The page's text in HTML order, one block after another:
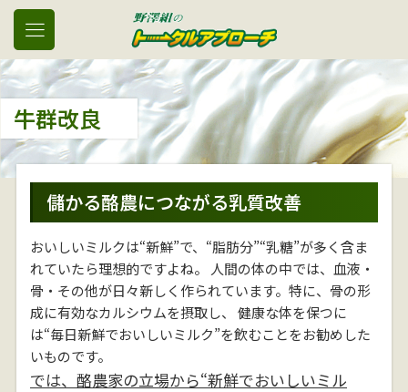
牛群改良
儲かる酪農につながる乳質改善
おいしいミルクは“新鮮”で、“脂肪分”“乳糖”が多く含ま
れていたら理想的ですよね。 人間の体の中では、血液・
骨・その他が日々新しく作られています。特に、骨の形
成に有効なカルシウムを摂取し、 健康な体を保つに
は“毎日新鮮でおいしいミルク”を飲むことをお勧めした
いものです。
では、酪農家の立場から“新鮮でおいしいミル